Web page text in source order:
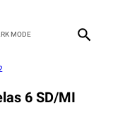
6 SD/MI